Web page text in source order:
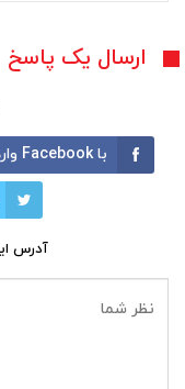
ارسال یک پاسخ
با Facebook وارد شوید
آدرس